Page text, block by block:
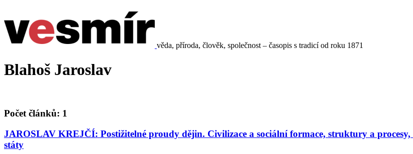
věda, příroda, člověk, společnost – časopis s tradicí od roku 1871
Blahoš Jaroslav
Počet článků: 1
JAROSLAV KREJČÍ: Postižitelné proudy dějin. Civilizace a sociální formace, struktury a
státy